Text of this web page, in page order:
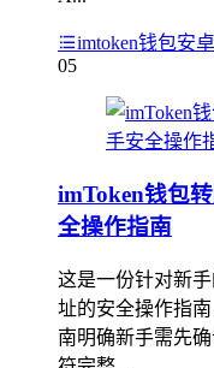
imtoken钱包安
05
imToken钱包
全操作指南
这是一份针对新
址的安全操作指
南明确新手需先